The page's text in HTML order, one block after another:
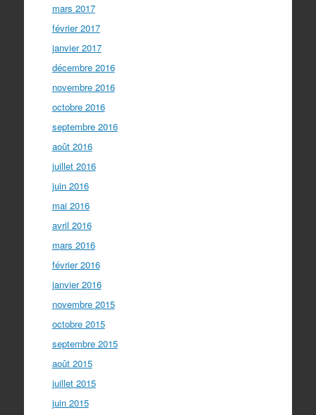
mars 2017
février 2017
janvier 2017
décembre 2016
novembre 2016
octobre 2016
septembre 2016
août 2016
juillet 2016
juin 2016
mai 2016
avril 2016
mars 2016
février 2016
janvier 2016
novembre 2015
octobre 2015
septembre 2015
août 2015
juillet 2015
juin 2015